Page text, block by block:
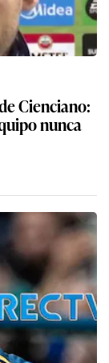
Cienciano:
nunca